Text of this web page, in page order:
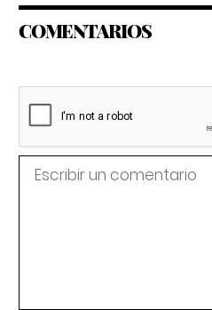
COMENTARIOS